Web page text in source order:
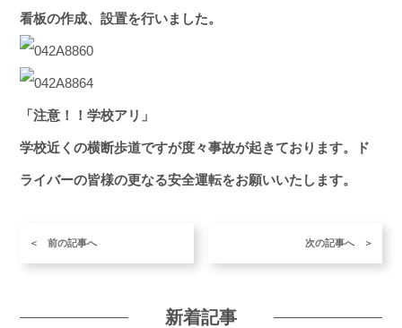
看板の作成、設置を行いました。
「注意！！学校アリ」
学校近くの横断歩道ですが度々事故が起きております。ド
ライバーの皆様の更なる安全運転をお願いいたします。
前の記事へ 次の記事へ
新着記事